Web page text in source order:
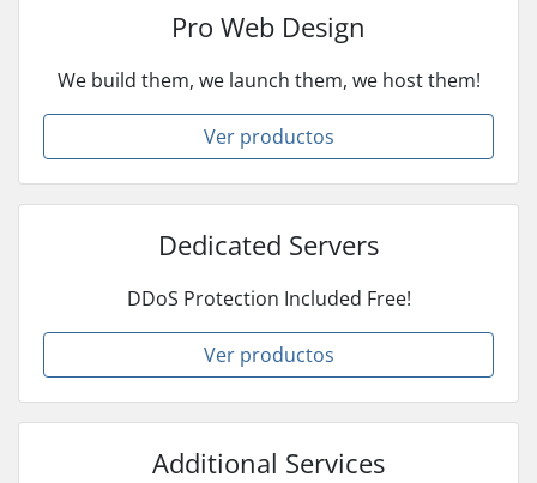
Pro Web Design
We build them, we launch them, we host them!
Ver productos
Dedicated Servers
DDoS Protection Included Free!
Ver productos
Additional Services